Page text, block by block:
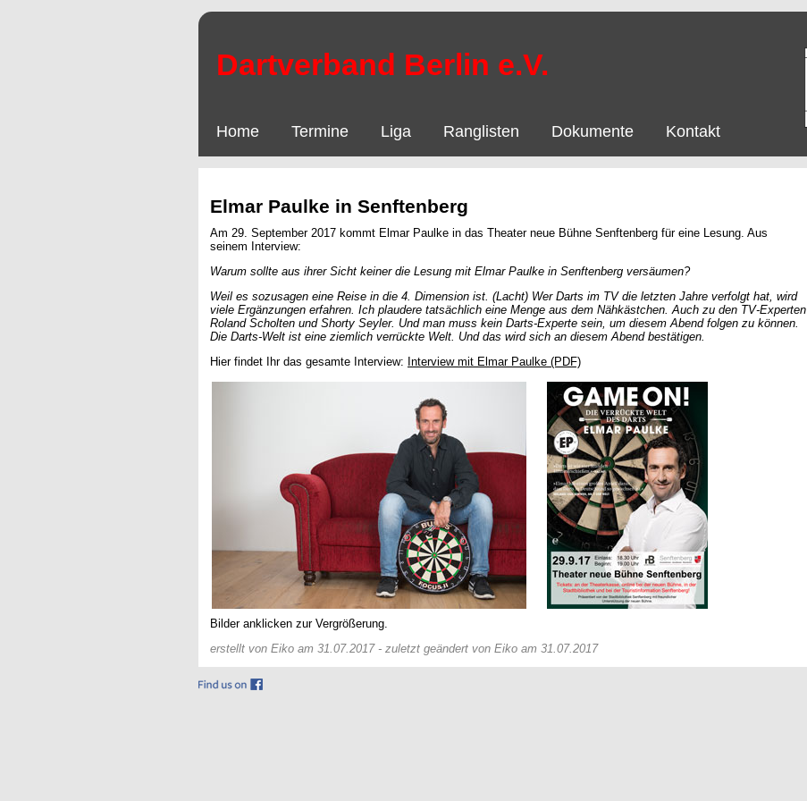
Dartverband Berlin e.V.
Home Termine Liga Ranglisten Dokumente Kontakt
Elmar Paulke in Senftenberg
Am 29. September 2017 kommt Elmar Paulke in das Theater neue Bühne Senftenberg für eine Lesung. Aus
seinem Interview:
Warum sollte aus ihrer Sicht keiner die Lesung mit Elmar Paulke in Senftenberg versäumen?
Weil es sozusagen eine Reise in die 4. Dimension ist. (Lacht) Wer Darts im TV die letzten Jahre verfolgt hat, wird
viele Ergänzungen erfahren. Ich plaudere tatsächlich eine Menge aus dem Nähkästchen. Auch zu den TV-Experten
Roland Scholten und Shorty Seyler. Und man muss kein Darts-Experte sein, um diesem Abend folgen zu können.
Die Darts-Welt ist eine ziemlich verrückte Welt. Und das wird sich an diesem Abend bestätigen.
Hier findet Ihr das gesamte Interview: Interview mit Elmar Paulke (PDF)
Bilder anklicken zur Vergrößerung.
erstellt von Eiko am 31.07.2017 - zuletzt geändert von Eiko am 31.07.2017